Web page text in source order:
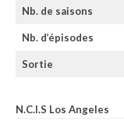
Nb. de saisons
Nb. d’épisodes
Sortie
N.C.I.S Los Angeles